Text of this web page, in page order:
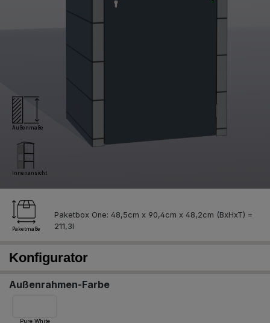
Außenmaße
Innenansicht
Paketmaße
Paketbox One: 48,5cm x 90,4cm x 48,2cm (BxHxT) =
Konfigurator
Außenrahmen-Farbe
Pure White